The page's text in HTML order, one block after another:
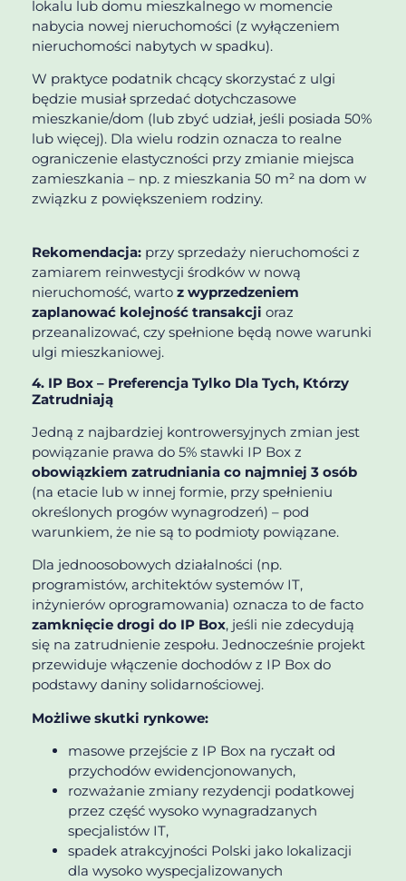
lokalu lub domu mieszkalnego w momencie
nabycia nowej nieruchomości (z wyłączeniem
nieruchomości nabytych w spadku).
W praktyce podatnik chcący skorzystać z ulgi
będzie musiał sprzedać dotychczasowe
mieszkanie/dom (lub zbyć udział, jeśli posiada 50%
lub więcej). Dla wielu rodzin oznacza to realne
ograniczenie elastyczności przy zmianie miejsca
zamieszkania – np. z mieszkania 50 m² na dom w
związku z powiększeniem rodziny.
Rekomendacja: przy sprzedaży nieruchomości z
zamiarem reinwestycji środków w nową
nieruchomość, warto z wyprzedzeniem
zaplanować kolejność transakcji oraz
przeanalizować, czy spełnione będą nowe warunki
ulgi mieszkaniowej.
4. IP Box – Preferencja Tylko Dla Tych, Którzy
Zatrudniają
Jedną z najbardziej kontrowersyjnych zmian jest
powiązanie prawa do 5% stawki IP Box z
obowiązkiem zatrudniania co najmniej 3 osób
(na etacie lub w innej formie, przy spełnieniu
określonych progów wynagrodzeń) – pod
warunkiem, że nie są to podmioty powiązane.
Dla jednoosobowych działalności (np.
programistów, architektów systemów IT,
inżynierów oprogramowania) oznacza to de facto
zamknięcie drogi do IP Box, jeśli nie zdecydują
się na zatrudnienie zespołu. Jednocześnie projekt
przewiduje włączenie dochodów z IP Box do
podstawy daniny solidarnościowej.
Możliwe skutki rynkowe:
masowe przejście z IP Box na ryczałt od
przychodów ewidencjonowanych,
rozważanie zmiany rezydencji podatkowej
przez część wysoko wynagradzanych
specjalistów IT,
spadek atrakcyjności Polski jako lokalizacji
dla wysoko wyspecjalizowanych